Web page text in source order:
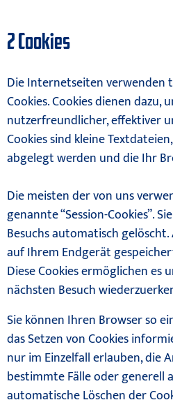
2 Cookies
Die Internetseiten verwenden
Cookies. Cookies dienen dazu,
nutzerfreundlicher, effektiver
Cookies sind kleine
abgelegt werden und die Ihr
Die meisten der von uns
genannte “Session-Cookies”.
Besuchs automatisch
auf Ihrem Endgerät
Diese Cookies ermöglichen es
nächsten Besuch
Sie können Ihren Browser so
das Setzen von Cookies
nur im Einzelfall erlauben, die
bestimmte Fälle oder generell
automatische Löschen der